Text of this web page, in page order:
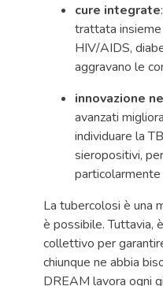
cure integrate
trattata
HIV/AIDS,
aggravano le
innovazione
avanzati
individuare la
sieropositivi,
particolarmente
La tubercolosi è una
è possibile. Tuttavia,
collettivo per
chiunque ne abbia
DREAM lavora ogni